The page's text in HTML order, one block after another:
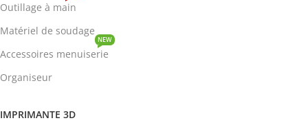
Outillage à main
Matériel de soudage
Accessoires menuiserie
NEW
Organiseur
IMPRIMANTE 3D